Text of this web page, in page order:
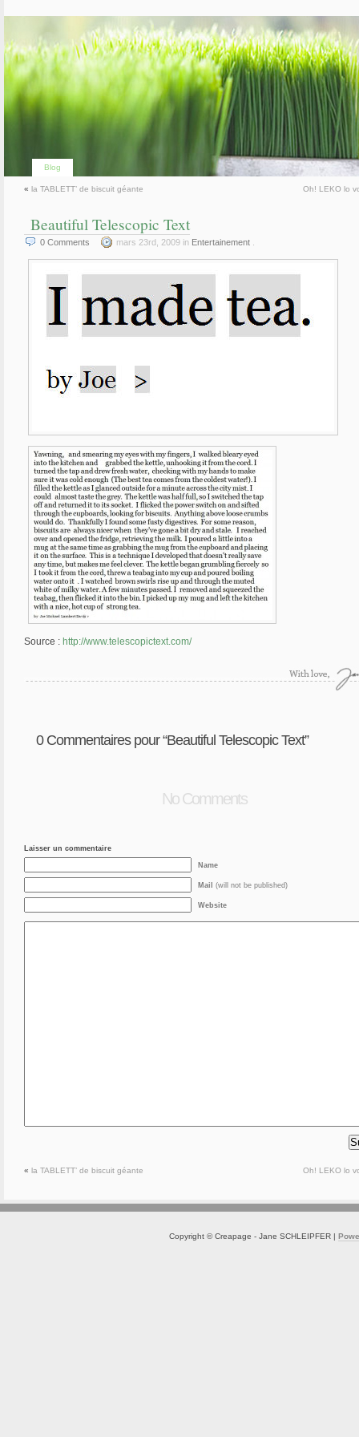
Blog
« la TABLETT’ de biscuit géante Oh! LEKO lo
Beautiful Telescopic Text
0 Comments mars 23rd, 2009 in Entertainement
Source : http://www.telescopictext.com/
0Commentaires pour “Beautiful Telescopic Text”
No Comments
Laisser un commentaire
Name
Mail (will not be published)
Website
« la TABLETT’ de biscuit géante Oh! LEKO lo
Copyright © Creapage - Jane SCHLEIPFER |